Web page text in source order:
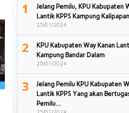
1
Jelang Pemilu, KPU Kabupaten
Lantik KPPS Kampung Kalipapan
25/01/2024
2
KPU Kabupaten Way Kanan
Kampung Bandar Dalam
25/01/2024
3
Jelang Pemilu KPU Kabupaten
Lantik KPPS Yang akan
Pemilu…